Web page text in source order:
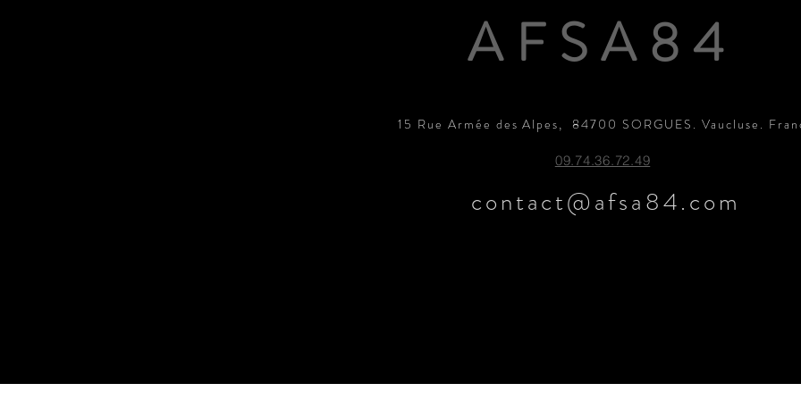
AFSA84
15 Rue Armée des Alpes, 84700 SORGUES. Vaucluse.
09.74.36.72.49
contact@afsa84.com